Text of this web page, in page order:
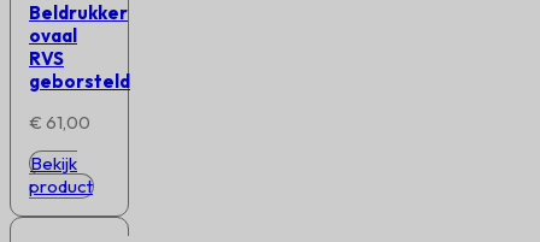
Beldrukker
ovaal
RVS
geborsteld
€ 61,00
Bekijk
product